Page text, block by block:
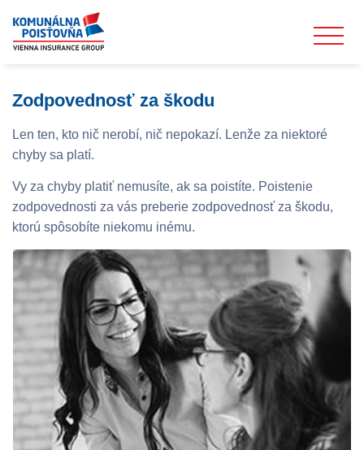
Zodpovednosť za škodu
Len ten, kto nič nerobí, nič nepokazí. Lenže za niektoré
chyby sa platí.
Vy za chyby platiť nemusíte, ak sa poistíte. Poistenie
zodpovednosti za vás preberie zodpovednosť za škodu,
ktorú spôsobíte niekomu inému.